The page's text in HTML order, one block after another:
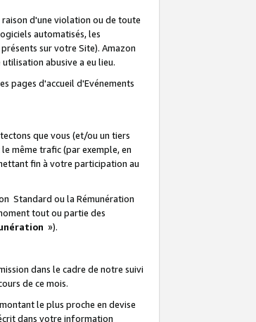
raison d'une violation ou de toute
automatisés, les
sur votre Site). Amazon
abusive a eu lieu.
pages d'accueil d'Evénements
que vous (et/ou un tiers
même trafic (par exemple, en
fin à votre participation au
Standard ou la Rémunération
tout ou partie des
»).
dans le cadre de notre suivi
de ce mois.
le plus proche en devise
dans votre information